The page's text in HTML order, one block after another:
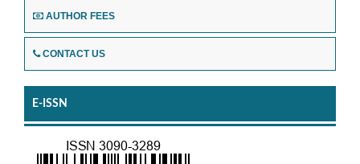
AUTHOR FEES
CONTACT US
E-ISSN